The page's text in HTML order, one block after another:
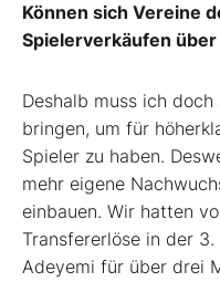
Können sich Vereine
Spielerverkäufen
Deshalb muss ich
bringen, um für
Spieler zu haben.
mehr eigene
einbauen. Wir hatten
Transfererlöse in der
Adeyemi für über drei